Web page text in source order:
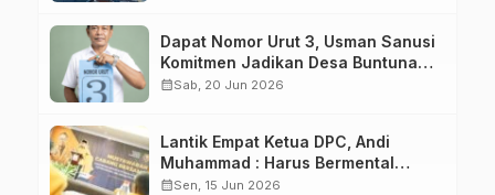
Dapat Nomor Urut 3, Usman Sanusi
Komitmen Jadikan Desa Buntuna
Jauh lebih Baik
calendar_monthSab, 20 Jun 2026
Lantik Empat Ketua DPC, Andi
Muhammad : Harus Bermental
Pejuang
calendar_monthSen, 15 Jun 2026